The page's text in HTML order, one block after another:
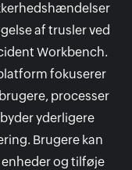
af trusler ved
Workbench.
fokuserer
processer
yderligere
Brugere kan
og tilføje